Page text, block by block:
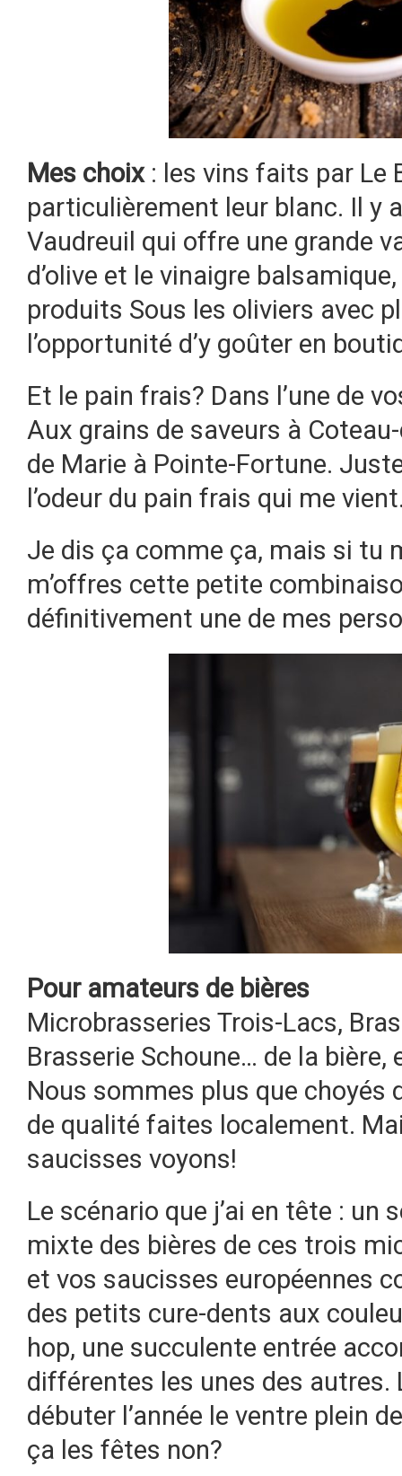
Mes choix: les vins faits par Le
particulièrement leur blanc. Il y
Vaudreuil qui offre une grande
d’olive et le vinaigre
produits Sous les oliviers avec
l’opportunité d’y goûter en
Et le pain frais? Dans l’une de
Aux grains de saveurs à
de Marie à Pointe-Fortune.
l’odeur du pain frais qui me
Je dis ça comme ça, mais si tu
m’offres cette petite
définitivement une de mes
Pour amateurs de bières
Microbrasseries Trois-Lacs,
Brasserie Schoune… de la bière,
Nous sommes plus que choyés
de qualité faites localement.
saucisses voyons!
Le scénario que j’ai en tête : un
mixte des bières de ces trois
et vos saucisses européennes
des petits cure-dents aux
hop, une succulente entrée
différentes les unes des autres.
débuter l’année le ventre plein
ça les fêtes non?